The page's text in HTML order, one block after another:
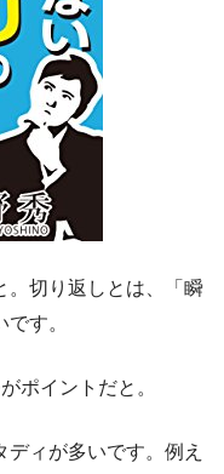
。切り返しとは、「瞬
す。
ポイントだと。
ィが多いです。例え